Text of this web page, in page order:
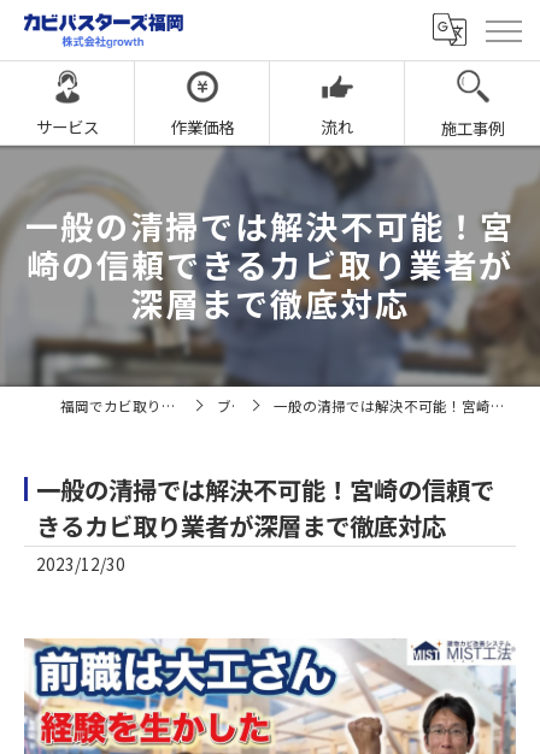
サービス 作業価格 流れ 施工事例
一般の清掃では解決不可能！宮
崎の信頼できるカビ取り業者が
深層まで徹底対応
福岡でカビ取りならカビバスターズ福岡 ブログ 一般の清掃では解決不可能！宮崎の信頼できるカビ取り業者が深層まで徹底対応
一般の清掃では解決不可能！宮崎の信頼で
きるカビ取り業者が深層まで徹底対応
2023/12/30